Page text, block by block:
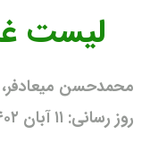
لیست
محمدحسن
روز رسانی: ۱۱ آبان ۱۴۰۲